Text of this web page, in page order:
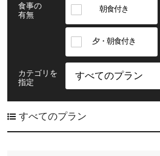
食事の
有無
朝食付き
夕・朝食付き
カテゴリを
指定
すべてのプラン